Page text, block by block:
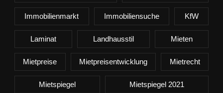
Immobilienmarkt Immobiliensuche KfW
Laminat Landhausstil Mieten
Mietpreise Mietpreisentwicklung Mietrecht
Mietspiegel Mietspiegel 2021